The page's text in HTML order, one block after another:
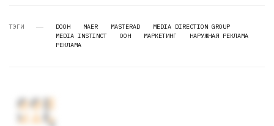
ТЭГИ DOOH MAER MASTERAD
MEDIA DIRECTION GROUP
MEDIA INSTINCT
OOH МАРКЕТИНГ
НАРУЖНАЯ РЕКЛАМА
РЕКЛАМА